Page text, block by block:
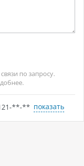
по запросу.
**-** показать